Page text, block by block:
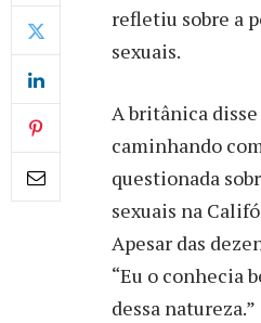
refletiu sobre a
sexuais.
A britânica
caminhando
questionada
sexuais na
Apesar das
“Eu o conhecia
dessa natureza.”